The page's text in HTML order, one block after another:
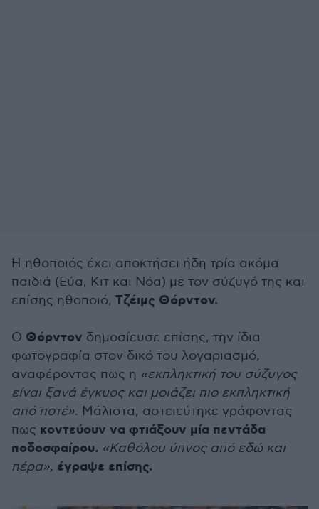
Η ηθοποιός έχει αποκτήσει ήδη τρία ακόμα
παιδιά (Εύα, Κιτ και Νόα) με τον σύζυγό της και
επίσης ηθοποιό, Τζέιμς Θόρντον.
Ο Θόρντον δημοσίευσε επίσης, την ίδια
φωτογραφία στον δικό του λογαριασμό,
αναφέροντας πως η «εκπληκτική του σύζυγος
είναι ξανά έγκυος και μοιάζει πιο εκπληκτική
από ποτέ». Μάλιστα, αστειεύτηκε γράφοντας
πως κοντεύουν να φτιάξουν μία πεντάδα
ποδοσφαίρου. «Καθόλου ύπνος από εδώ και
πέρα», έγραψε επίσης.